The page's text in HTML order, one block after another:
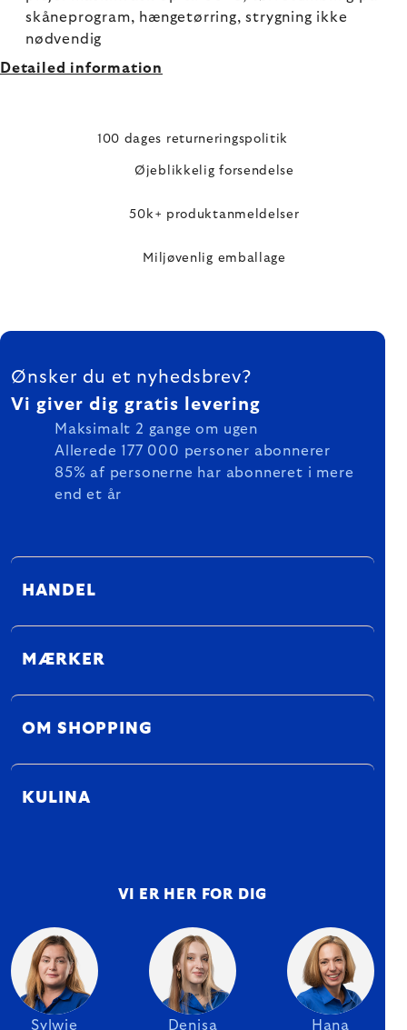
skåneprogram, hængetørring, strygning ikke
nødvendig
Detailed information
100 dages returneringspolitik
Øjeblikkelig forsendelse
50k+ produktanmeldelser
Miljøvenlig emballage
FOOTER
Ønsker du et nyhedsbrev?
Vi giver dig gratis levering
Maksimalt 2 gange om ugen
Allerede 177 000 personer abonnerer
85% af personerne har abonneret i mere
end et år
HANDEL
MÆRKER
OM SHOPPING
KULINA
VI ER HER FOR DIG
Sylwie Denisa Hana